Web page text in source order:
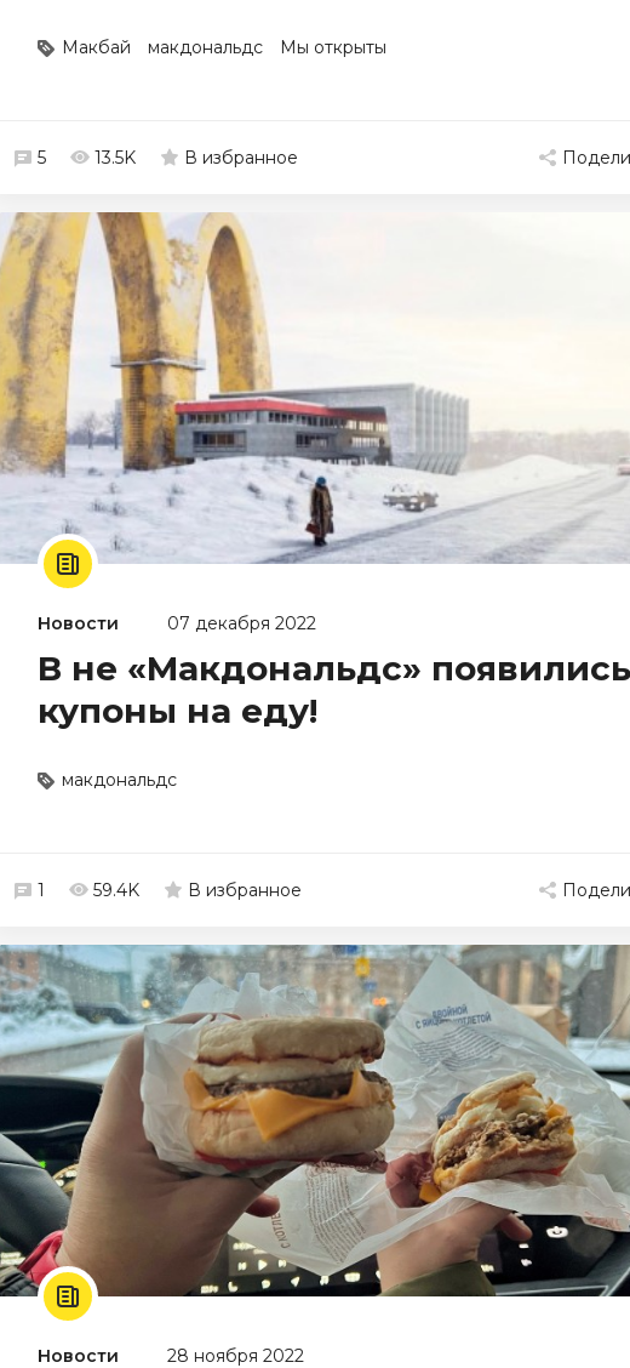
Макбай макдональдс Мы открыты
5 13.5K В избранное
Новости 07 декабря 2022
В не «Макдональдс» появились
купоны на еду!
макдональдс
1 59.4K В избранное
Новости 28 ноября 2022